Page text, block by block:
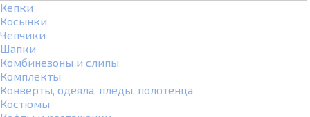
Кепки
Косынки
Чепчики
Шапки
Комбинезоны и слипы
Комплекты
Конверты, одеяла, пледы, полотенца
Костюмы